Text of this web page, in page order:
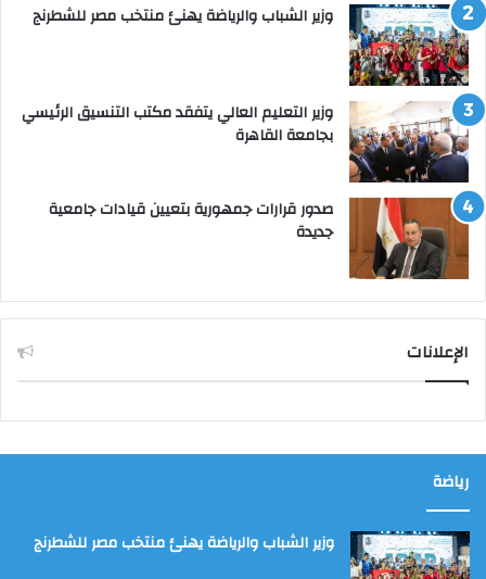
وزير الشباب والرياضة يهنئ منتخب مصر للشطرنج
وزير التعليم العالي يتفقد مكتب التنسيق الرئيسي
بجامعة القاهرة
صدور قرارات جمهورية بتعيين قيادات جامعية
جديدة
الإعلانات
رياضة
وزير الشباب والرياضة يهنئ منتخب مصر للشطرنج